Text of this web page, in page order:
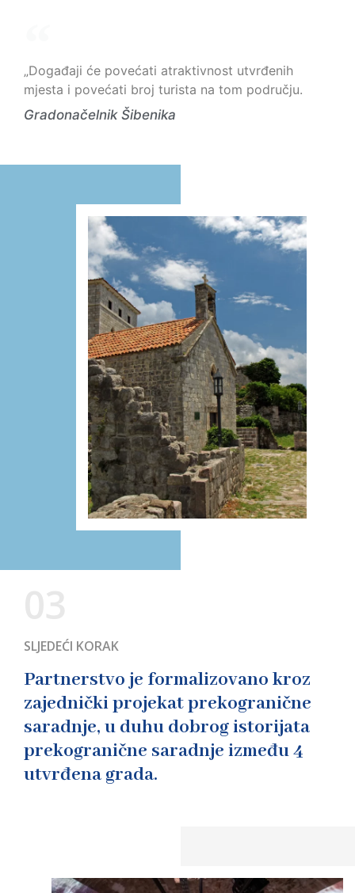
„Događaji će povećati atraktivnost utvrđenih
mjesta i povećati broj turista na tom području.
Gradonačelnik Šibenika
SLJEDEĆI KORAK
Partnerstvo je formalizovano kroz
zajednički projekat prekogranične
saradnje, u duhu dobrog istorijata
prekogranične saradnje između 4
utvrđena grada.